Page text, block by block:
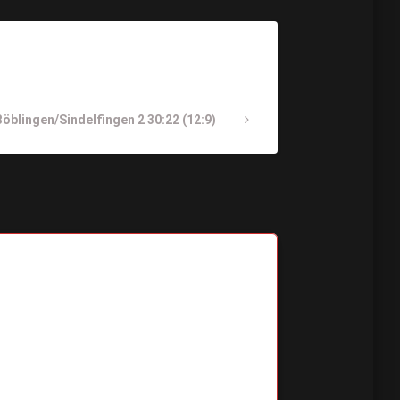
Sindelfingen 2 30:22 (12:9)